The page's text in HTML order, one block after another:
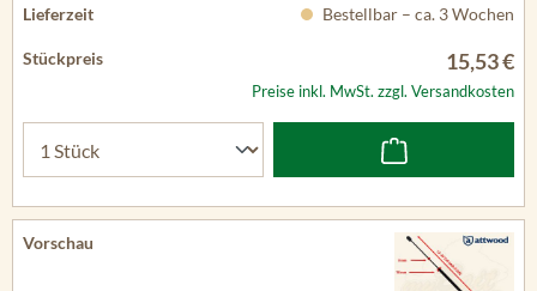
Bestellbar – ca. 3 Wochen
15,53 €
Preise inkl. MwSt. zzgl. Versandkosten